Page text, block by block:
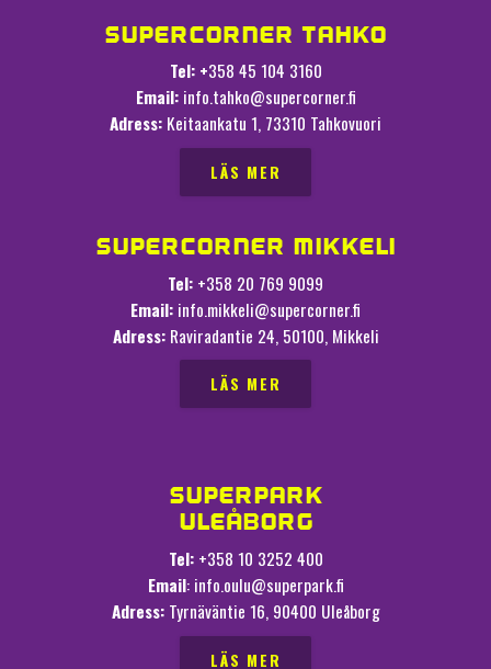
SUPERCORNER TAHKO
Tel: +358 45 104 3160
Email: info.tahko@supercorner.fi
Adress: Keitaankatu 1, 73310 Tahkovuori
LÄS MER
SUPERCORNER MIKKELI
Tel: +358 20 769 9099
Email: info.mikkeli@supercorner.fi
Adress: Raviradantie 24, 50100, Mikkeli
LÄS MER
SUPERPARK
ULEÅBORG
Tel: +358 10 3252 400
Email: info.oulu@superpark.fi
Adress:Tyrnäväntie 16, 90400 Uleåborg
LÄS MER